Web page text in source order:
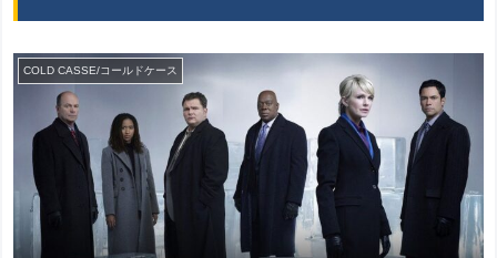
COLD CASSE/コールドケース